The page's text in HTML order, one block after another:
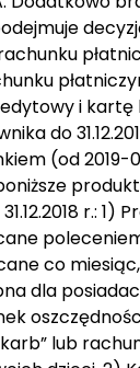
i
do
(od
r.:
co
dla
lub